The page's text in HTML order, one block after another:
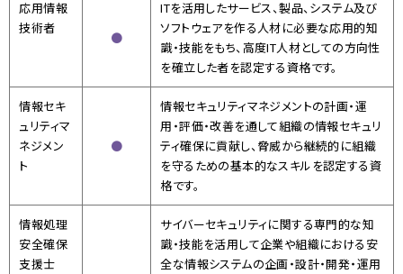
応用情報
技術者
●
ITを活用したサービス、製品、システム及び
ソフトウェアを作る人材に必要な応用的知
識・技能をもち、高度IT人材としての方向性
を確立した者を認定する資格です。
情報セキ
ュリティマ
ネジメン
ト
●
情報セキュリティマネジメントの計画・運
用・評価・改善を通して組織の情報セキュリ
ティ確保に貢献し、脅威から継続的に組織
を守るための基本的なスキルを認定する資
格です。
情報処理
安全確保
支援士
サイバーセキュリティに関する専門的な知
識・技能を活用して企業や組織における安
全な情報システムの企画・設計・開発・運用